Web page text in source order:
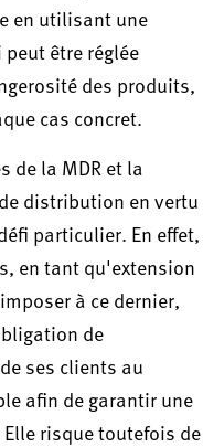
en utilisant une
être réglée
des produits,
cas concret.
de la MDR et la
distribution en vertu
particulier. En effet,
en tant qu'extension
à ce dernier,
de
ses clients au
afin de garantir une
risque toutefois de